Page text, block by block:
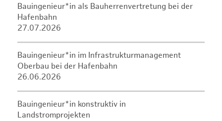
Bauingenieur*in als Bauherrenvertretung bei der
Hafenbahn
27.07.2026
Bauingenieur*in im Infrastrukturmanagement
Oberbau bei der Hafenbahn
26.06.2026
Bauingenieur*in konstruktiv in
Landstromprojekten